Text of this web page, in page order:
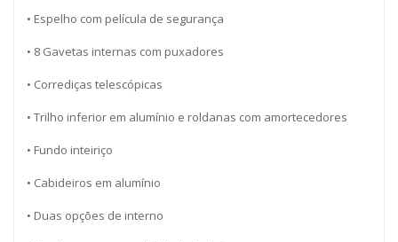
• Espelho com película de segurança
• 8 Gavetas internas com puxadores
• Corrediças telescópicas
• Trilho inferior em alumínio e roldanas com amortecedores
• Fundo inteiriço
• Cabideiros em alumínio
• Duas opções de interno